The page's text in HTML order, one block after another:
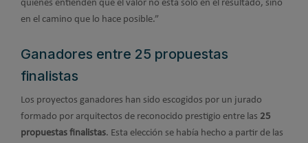
quienes entienden que el valor no está solo en el resultado, sino
en el camino que lo hace posible.”
Ganadores entre 25 propuestas
finalistas
Los proyectos ganadores han sido escogidos por un jurado
formado por arquitectos de reconocido prestigio entre las 25
propuestas finalistas. Esta elección se había hecho a partir de las